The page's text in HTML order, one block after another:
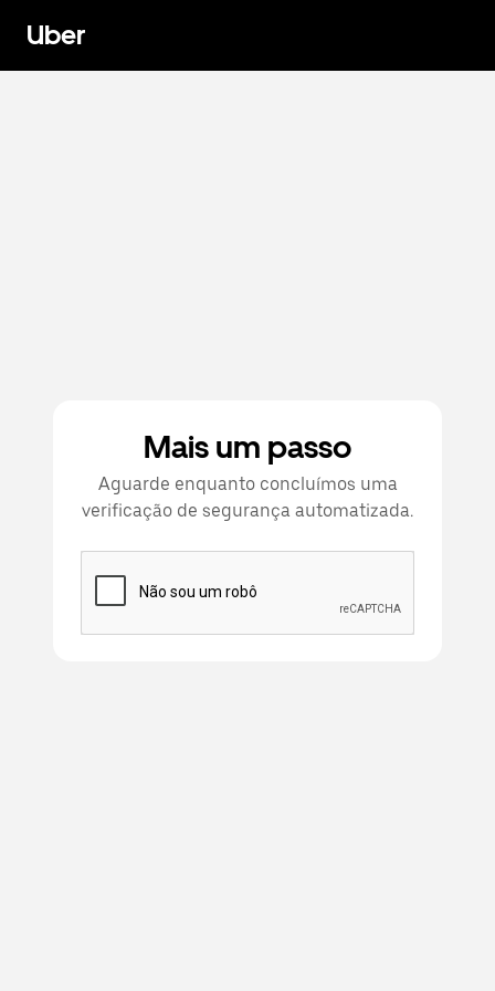
Uber
Mais um passo
Aguarde enquanto concluímos uma
verificação de segurança automatizada.